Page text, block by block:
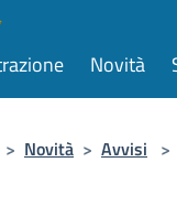
Novità
> Novità > Avvisi >